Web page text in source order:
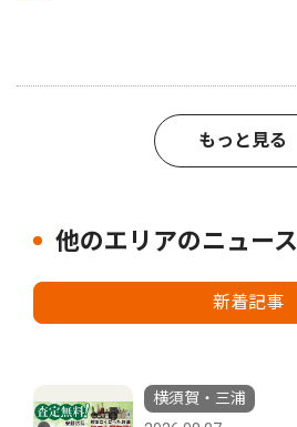
もっと見る
他のエリアのニュース
新着記事
横須賀・三浦